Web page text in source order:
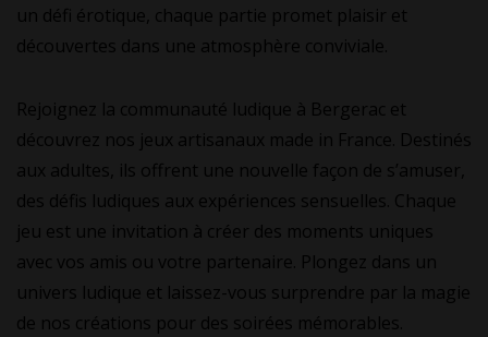
un défi érotique, chaque partie promet plaisir et
découvertes dans une atmosphère conviviale.
Rejoignez la communauté ludique à Bergerac et
découvrez nos jeux artisanaux made in France. Destinés
aux adultes, ils offrent une nouvelle façon de s’amuser,
des défis ludiques aux expériences sensuelles. Chaque
jeu est une invitation à créer des moments uniques
avec vos amis ou votre partenaire. Plongez dans un
univers ludique et laissez-vous surprendre par la magie
de nos créations pour des soirées mémorables.